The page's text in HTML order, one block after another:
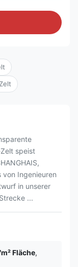
speist
von Ingenieuren
in unserer
...
Fläche,